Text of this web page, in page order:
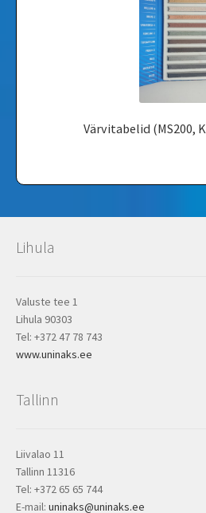
Värvitabelid ­(MS200,
Lihula
Valuste tee 1
Lihula 90303
Tel: +372 47 78 743
www.uninaks.ee
Tallinn
Liivalao 11
Tallinn 11316
Tel: +372 65 65 744
E-mail: uninaks@uninaks.ee